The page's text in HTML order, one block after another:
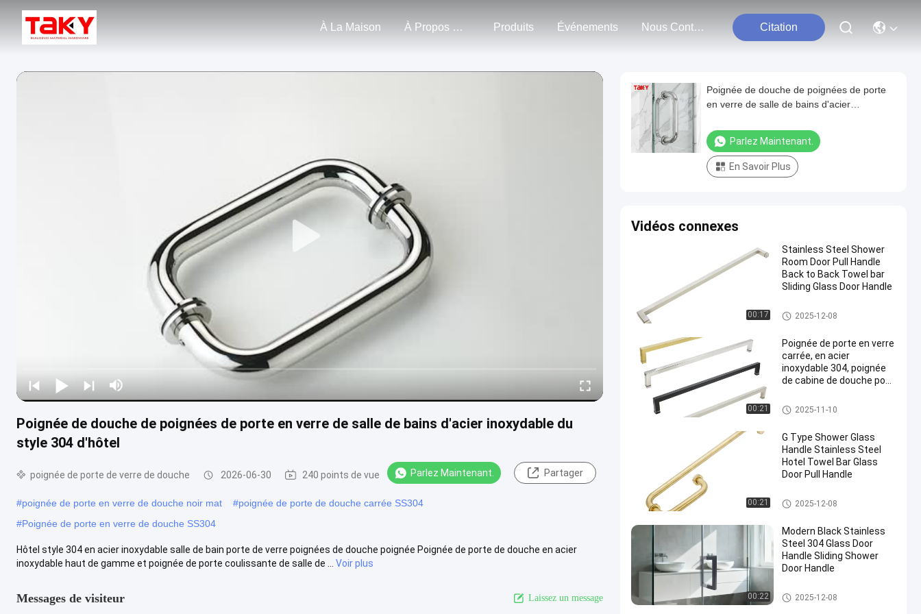
À La Maison À Propos De Nous Produits Événements Nous Contacter Citation
Poignée de douche de poignées de porte en verre de salle de bains d'acier inoxydable du
style 304 d'hôtel
poignée de porte de verre de douche 2026-06-30 240 points de vue Parlez Maintenant. Partager
#poignée de porte en verre de douche noir mat #poignée de porte de douche carrée SS304
#Poignée de porte en verre de douche SS304
Hôtel style 304 en acier inoxydable salle de bain porte de verre poignées de douche poignée Poignée de porte de douche en acier
inoxydable haut de gamme et poignée de porte coulissante de salle de ...
Voir plus
Messages de visiteur Laissez un message
Poignée de douche de poignées de porte
en verre de salle de bains d'acier
Parlez Maintenant.
En Savoir Plus
Vidéos connexes
00:17
Stainless Steel Shower
Room Door Pull Handle
Back to Back Towel bar
Sliding Glass Door Handle
poignée de porte de verre de do
uche
2025-12-08
00:21
Poignée de porte en verre
carrée, en acier
inoxydable 304, poignée
de cabine de douche pour
poignée de porte de verre de do
uche
2025-11-10
00:21
G Type Shower Glass
Handle Stainless Steel
Hotel Towel Bar Glass
Door Pull Handle
poignée de porte de verre de do
uche
2025-12-08
00:22
Modern Black Stainless
Steel 304 Glass Door
Handle Sliding Shower
Door Handle
poignée de porte de verre de do
uche
2025-12-08